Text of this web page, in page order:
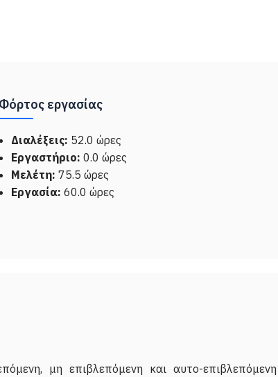
Φόρτος εργασίας
Διαλέξεις: 52.0 ώρες
Εργαστήριο: 0.0 ώρες
Μελέτη: 75.5 ώρες
Εργασία: 60.0 ώρες
μη επιβλεπόμενη και αυτο-